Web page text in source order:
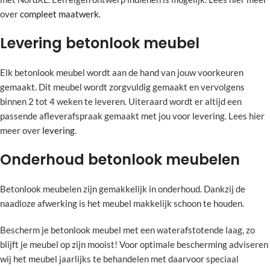
overcompleet maatwerk.
Levering betonlook meubel
Elk betonlook meubel wordt aan de hand van jouw voorkeuren
gemaakt. Dit meubel wordt zorgvuldig gemaakt en vervolgens
binnen 2 tot 4 weken te leveren. Uiteraard wordt er altijd een
passende afleverafspraak gemaakt met jou voor levering. Lees hier
meer over levering.
Onderhoud betonlook meubelen
Betonlook meubelen zijn gemakkelijk in onderhoud. Dankzij de
naadloze afwerking is het meubel makkelijk schoon te houden.
Bescherm je betonlook meubel met een waterafstotende laag, zo
blijft je meubel op zijn mooist! Voor optimale bescherming adviseren
wij het meubel jaarlijks te behandelen met daarvoor speciaal